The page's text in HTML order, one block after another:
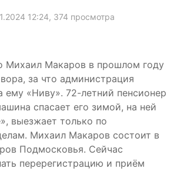
12:24, 374 просмотра
Михаил Макаров в прошлом году
за что администрация
ему «Ниву». 72-летний пенсионер
спасает его зимой, на ней
выезжает только по
Михаил Макаров состоит в
Подмосковья. Сейчас
перерегистрацию и приём